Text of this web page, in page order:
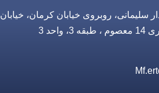
سلیمانی، روبروی خیابان کرمان، خیابان
واحد 3